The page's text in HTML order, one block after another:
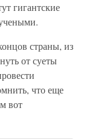
гигантские
страны, из
от суеты
что еще
вот